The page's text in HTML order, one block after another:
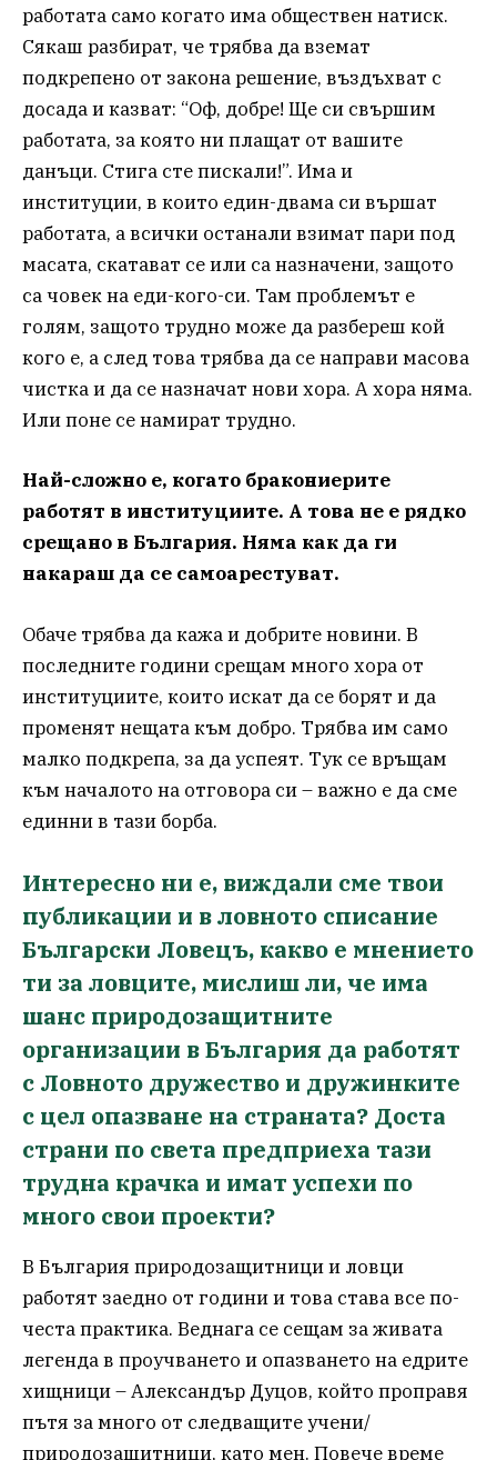
работата само когато има обществен натиск.
Сякаш разбират, че трябва да вземат
подкрепено от закона решение, въздъхват с
досада и казват: “Оф, добре! Ще си свършим
работата, за която ни плащат от вашите
данъци. Стига сте пискали!”. Има и
институции, в които един-двама си вършат
работата, а всички останали взимат пари под
масата, скатават се или са назначени, защото
са човек на еди-кого-си. Там проблемът е
голям, защото трудно може да разбереш кой
кого е, а след това трябва да се направи масова
чистка и да се назначат нови хора. А хора няма.
Или поне се намират трудно.
Най-сложно е, когато бракониерите
работят в институциите. А това не е рядко
срещано в България. Няма как да ги
накараш да се самоарестуват.
Обаче трябва да кажа и добрите новини. В
последните години срещам много хора от
институциите, които искат да се борят и да
променят нещата към добро. Трябва им само
малко подкрепа, за да успеят. Тук се връщам
към началото на отговора си – важно е да сме
единни в тази борба.
Интересно ни е, виждали сме твои
публикации и в ловното списание
Български Ловецъ, какво е мнението
ти за ловците, мислиш ли, че има
шанс природозащитните
организации в България да работят
с Ловното дружество и дружинките
с цел опазване на страната? Доста
страни по света предприеха тази
трудна крачка и имат успехи по
много свои проекти?
В България природозащитници и ловци
работят заедно от години и това става все по-
честа практика. Веднага се сещам за живата
легенда в проучването и опазването на едрите
хищници – Александър Дуцов, който проправя
пътя за много от следващите учени/
природозащитници, като мен. Повече време